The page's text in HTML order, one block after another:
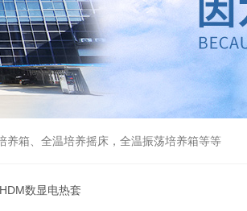
养箱、全温培养摇床，全温振荡培养箱等等
数显电热套